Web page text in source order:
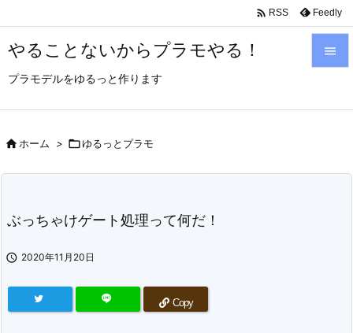
やることないからプラモやる！
プラモデルをゆるっと作ります

 RSS Feedly
ホーム > ゆるっとプラモ
ぶっちゃけゲート処理って何だ！
 2020年11月20日
Copy